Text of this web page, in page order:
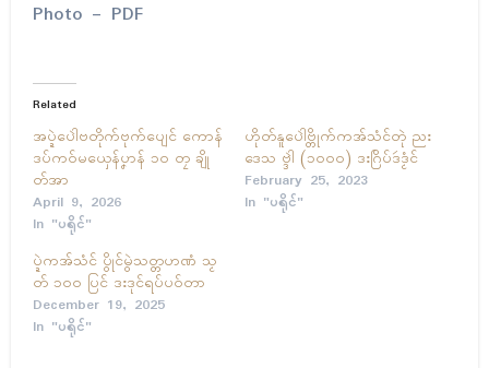
Photo – PDF
Related
အပ္ဍဲပေါဲဗတိုက်ဗုက်ပျေၚ် ကောန်
ဒပ်ကဝ်မယှေန်ပၞာန် ၁၀ တၠ ချို
တ်အာ
April 9, 2026
In "ပရိုၚ်"
ဟိုတ်နူပေါဲဗ္တိုက်ကအ်သံၚ်တုဲ ညး
ဒေသ ဗ္ဒါဲ (၁၀၀၀) ဒးဂြိပ်ဒဴဒၟံၚ်
February 25, 2023
In "ပရိုၚ်"
ပ္ဍဲကအ်သံၚ် ပွိုၚ်မွဲသတ္တဟဏံ သၟ
တ် ၁၀၀ ပြၚ် ဒးဒုၚ်ရပ်ပဝ်တာ
December 19, 2025
In "ပရိုၚ်"